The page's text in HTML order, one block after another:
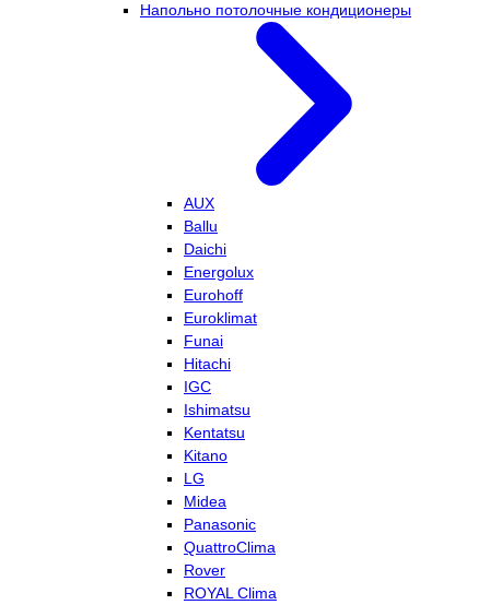
Напольно потолочные кондиционеры
AUX
Ballu
Daichi
Energolux
Eurohoff
Euroklimat
Funai
Hitachi
IGC
Ishimatsu
Kentatsu
Kitano
LG
Midea
Panasonic
QuattroClima
Rover
ROYAL Clima